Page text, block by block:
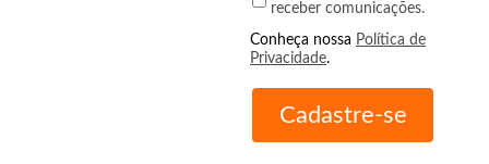
receber comunicações.
Conheça nossa Política de
Privacidade.